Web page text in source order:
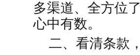
多渠道、全方位
心中有数。
二、看清条款